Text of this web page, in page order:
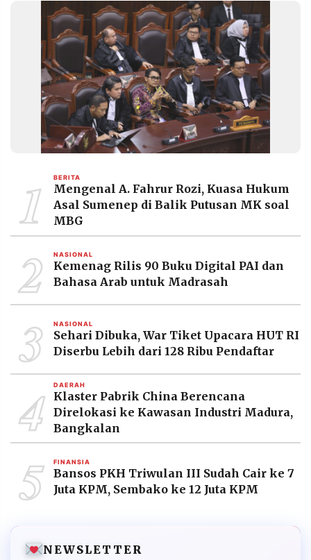
1 BERITA
Mengenal A. Fahrur Rozi, Kuasa Hukum
Asal Sumenep di Balik Putusan MK soal
MBG
2 NASIONAL
Kemenag Rilis 90 Buku Digital PAI dan
Bahasa Arab untuk Madrasah
3 NASIONAL
Sehari Dibuka, War Tiket Upacara HUT RI
Diserbu Lebih dari 128 Ribu Pendaftar
4 DAERAH
Klaster Pabrik China Berencana
Direlokasi ke Kawasan Industri Madura,
Bangkalan
5 FINANSIA
Bansos PKH Triwulan III Sudah Cair ke 7
Juta KPM, Sembako ke 12 Juta KPM
NEWSLETTER